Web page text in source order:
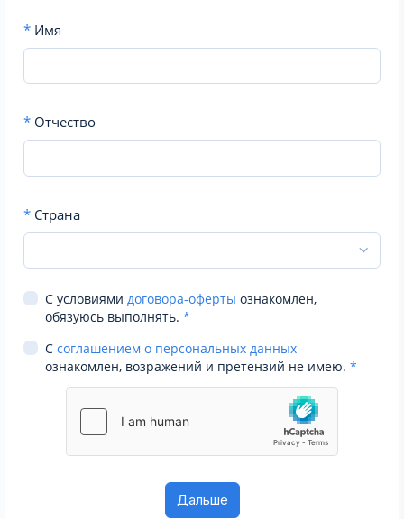
* Имя
* Отчество
* Страна
С условиями договора-оферты ознакомлен,
обязуюсь выполнять. *
С соглашением о персональных данных
ознакомлен, возражений и претензий не имею. *